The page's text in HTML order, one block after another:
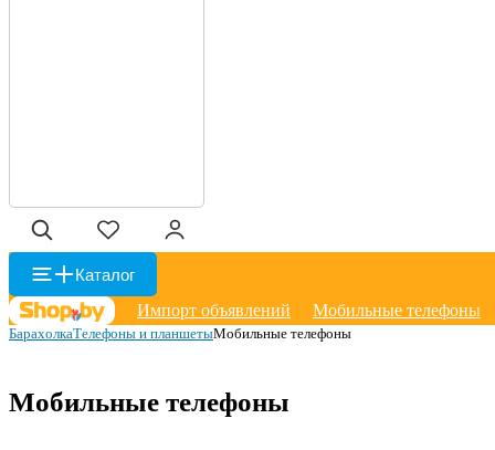
Каталог
Импорт объявлений
Мобильные телефоны
БарахолкаТелефоны и планшетыМобильные телефоны
Мобильные телефоны